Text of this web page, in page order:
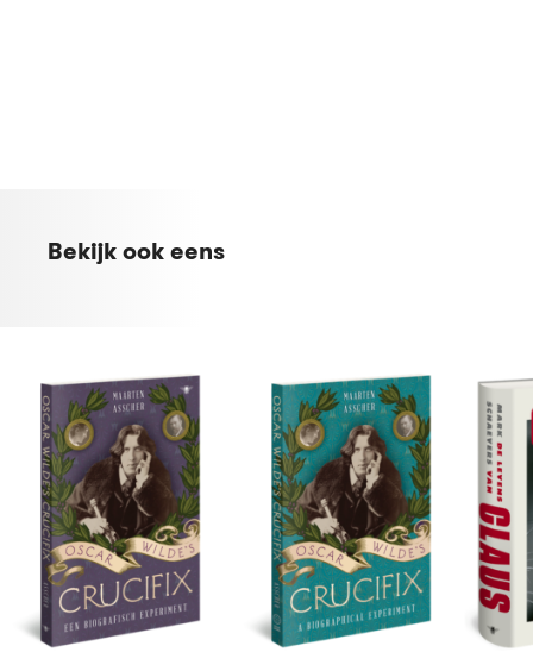
Bekijk ook eens